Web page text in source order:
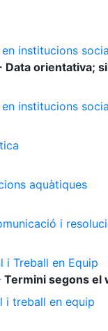
institucions
orientativa;
institucions
aquàtiques
i
i Treball en Equip
segons el
i treball en equip